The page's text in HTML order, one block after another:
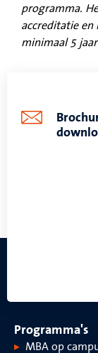
programma.
accreditatie en
minimaal 5
Programma's
MBA op